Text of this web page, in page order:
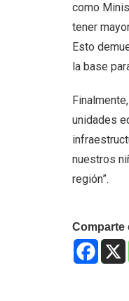
como
tener
Esto
la base
unidades
nuestros
región”.
Comparte